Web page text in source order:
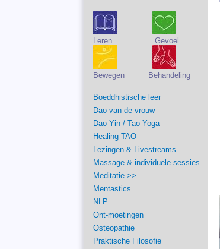
Leren Gevoel
Bewegen Behandeling
Boeddhistische leer
Dao van de vrouw
Dao Yin / Tao Yoga
Healing TAO
Lezingen & Livestreams
Massage & individuele sessies
Meditatie >>
Mentastics
NLP
Ont-moetingen
Osteopathie
Praktische Filosofie